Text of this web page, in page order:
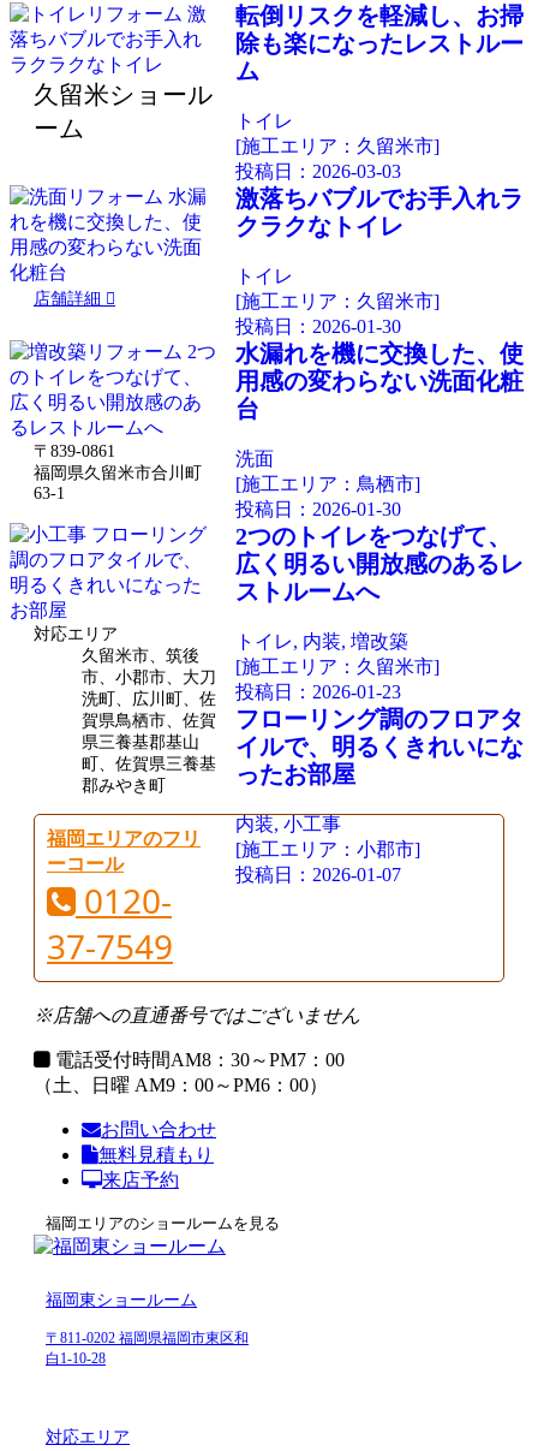
転倒リスクを軽減し、お掃
除も楽になったレストルー
ム
トイレ
[施工エリア：久留米市]
投稿日： 2026-03-03
激落ちバブルでお手入れラ
クラクなトイレ
トイレ
[施工エリア：久留米市]
投稿日： 2026-01-30
水漏れを機に交換した、使
用感の変わらない洗面化粧
台
洗面
[施工エリア：鳥栖市]
投稿日： 2026-01-30
2つのトイレをつなげて、
広く明るい開放感のあるレ
ストルームへ
トイレ, 内装, 増改築
[施工エリア：久留米市]
投稿日： 2026-01-23
フローリング調のフロアタ
イルで、明るくきれいにな
ったお部屋
内装, 小工事
[施工エリア：小郡市]
投稿日： 2026-01-07
久留米ショール
ーム
店舗詳細
〒839-0861
福岡県久留米市合川町
63-1
対応エリア
久留米市、筑後
市、小郡市、大刀
洗町、広川町、佐
賀県鳥栖市、佐賀
県三養基郡基山
町、佐賀県三養基
郡みやき町
福岡エリアのフリ
ーコール
0120-
37-7549
※店舗への直通番号ではございません
電話受付時間AM8：30～PM7：00
（土、日曜 AM9：00～PM6：00）
お問い合わせ
無料見積もり
来店予約
福岡エリアのショールームを見る
福岡東ショールーム
〒811-0202 福岡県福岡市東区和
白1-10-28
対応エリア